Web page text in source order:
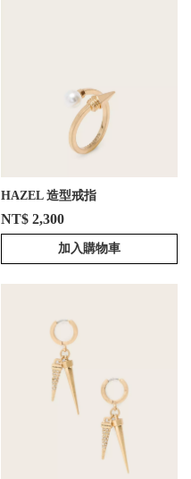
HAZEL 造型戒指
NT$ 2,300
加入購物車